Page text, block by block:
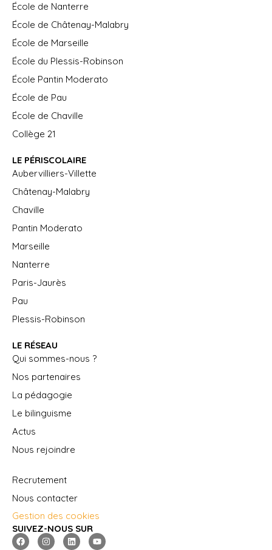
École de Nanterre
École de Châtenay-Malabry
École de Marseille
École du Plessis-Robinson
École Pantin Moderato
École de Pau
École de Chaville
Collège 21
LE PÉRISCOLAIRE
Aubervilliers-Villette
Châtenay-Malabry
Chaville
Pantin Moderato
Marseille
Nanterre
Paris-Jaurès
Pau
Plessis-Robinson
LE RÉSEAU
Qui sommes-nous ?
Nos partenaires
La pédagogie
Le bilinguisme
Actus
Nous rejoindre
Recrutement
Nous contacter
Gestion des cookies
SUIVEZ-NOUS SUR